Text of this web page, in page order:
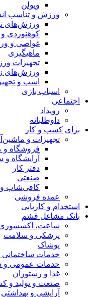
ویولن
ورزش و تناسب
ورزش‌های
کوهنوردی و
غواصی و
ماهیگیری
تجهیزات
ورزش‌های
اسب و
اسباب‌ بازی
اجتماعی
رویداد
داوطلبانه
برای کسب و کار
تجهیزات و
فروشگاه و
آرایشگاه و
دفتر کار
صنعتی
کافی‌شاپ و
عمده فروشی
استخدام و کاریابی
بانک مشاغل قشم
ساعت، اکسسوری
پزشکی و سلامت
پوشاک
خدمات
خدمات عمومی و
غذا و رستوران
صنعت و تولید و
آرایشی و بهداشتی